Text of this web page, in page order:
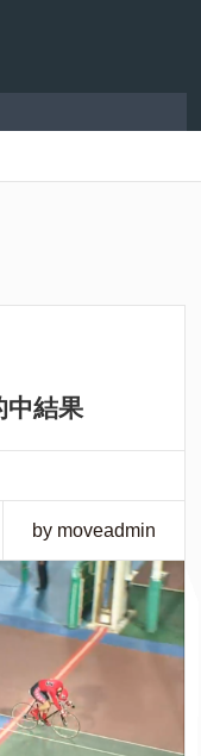
結果
by moveadmin